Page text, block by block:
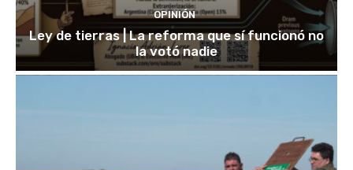
OPINIÓN
Ley de tierras | La reforma que sí funcionó no
la votó nadie